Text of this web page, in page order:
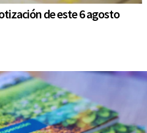
de este 6 agosto